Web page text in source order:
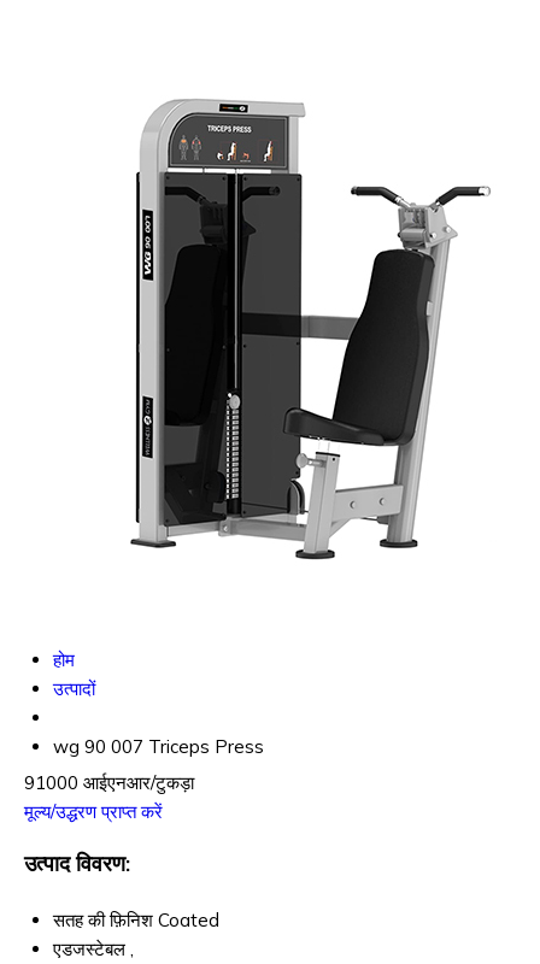
होम
उत्पादों
wg 90 007 Triceps Press
91000 आईएनआर/टुकड़ा
मूल्य/उद्धरण प्राप्त करें
उत्पाद विवरण:
सतह की फ़िनिश Coated
एडजस्टेबल